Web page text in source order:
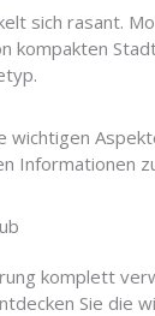
sich rasant.
kompakten
wichtigen
Informationen
komplett
Sie